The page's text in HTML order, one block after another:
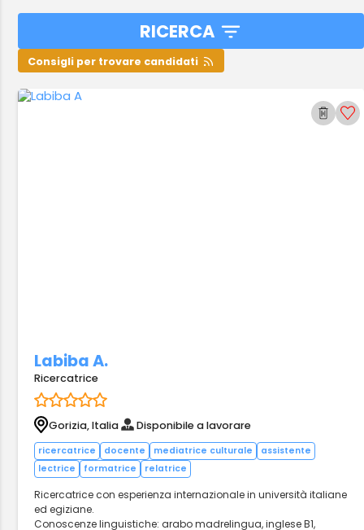
RICERCA
Consigli per trovare candidati
Labiba A.
Ricercatrice
Gorizia, Italia Disponibile a lavorare
ricercatrice docente mediatrice culturale
assistente
lectrice
formatrice relatrice
Ricercatrice con esperienza internazionale in università italiane
ed egiziane.
Conoscenze linguistiche: arabo madrelingua, inglese B1,